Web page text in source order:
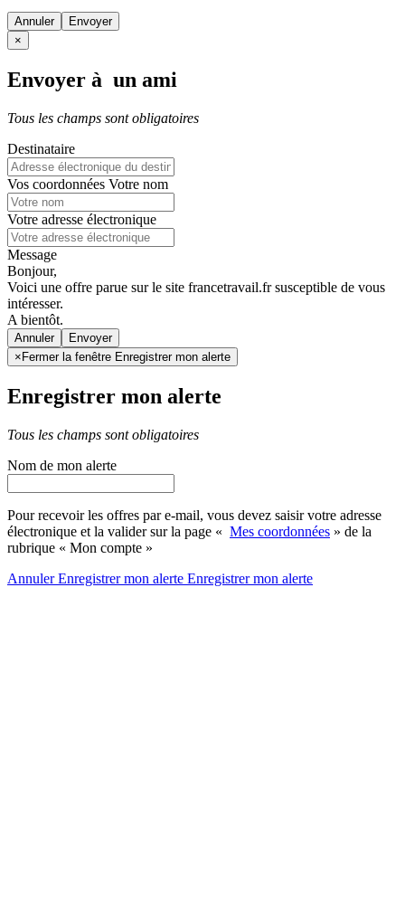
Annuler
×
Envoyer à un ami
Tous les champs sont obligatoires
Destinataire
Vos coordonnées Votre nom
Votre adresse électronique
Message
Bonjour,
Voici une offre parue sur le site francetravail.fr susceptible de vous
intéresser.
A bientôt.
Annuler
× Fermer la fenêtre Enregistrer mon alerte
Enregistrer mon alerte
Tous les champs sont obligatoires
Nom de mon alerte
Pour recevoir les offres par e-mail, vous devez saisir votre adresse
électronique et la valider sur la page « Mes coordonnées » de la
rubrique « Mon compte »
AnnulerEnregistrer mon alerte Enregistrermon alerte